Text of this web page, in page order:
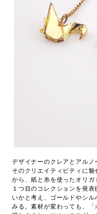
デザイナーのクレアとアルノ
そのクリエイティビティに
から、紙と糸を使ったオリガ
１つ目のコレクションを発
いかと考え、ゴールドやシ
みる。素材が変わっても、